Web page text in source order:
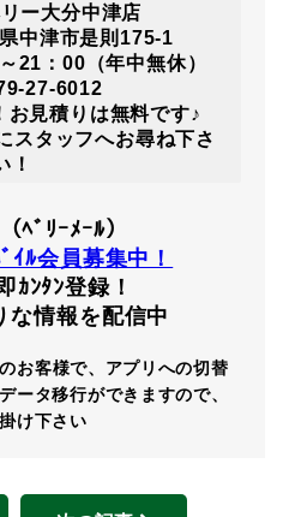
ー大分中津店
中津市是則175-1
21：00（年中無休）
27-6012
お見積りは無料です♪
スタッフへお尋ね下さ
！
ﾍﾞﾘｰﾒｰﾙ）
ｲﾙ会員募集中！
ｶﾝﾀﾝ登録！
な情報を配信中
お客様で、アプリへの切替
ータ移行ができますので、
け下さい